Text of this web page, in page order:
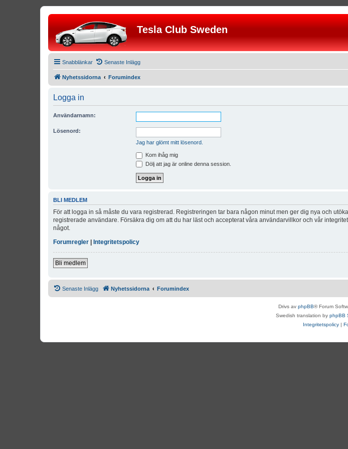
Tesla Club Sweden
Snabblänkar Senaste Inlägg
Nyhetssidorna Forumindex
Logga in
Användarnamn:
Lösenord:
Jag har glömt mitt lösenord.
Kom ihåg mig
Dölj att jag är online denna session.
BLI MEDLEM
För att logga in så måste du vara registrerad. Registreringen tar bara någon minut men ger dig nya och
registrerade användare. Försäkra dig om att du har läst och accepterat våra användarvillkor och vår
något.
Forumregler | Integritetspolicy
Bli medlem
Senaste Inlägg Nyhetssidorna Forumindex
Drivs av phpBB® Forum
Swedish translation by phpBB
Integritetspolicy |